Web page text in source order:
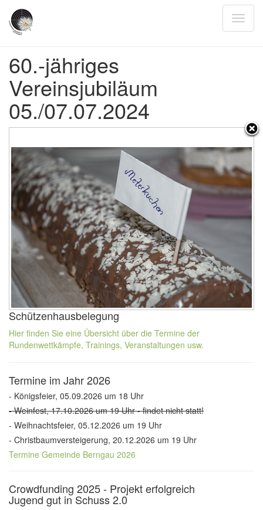
60.-jähriges
Vereinsjubiläum
05./07.07.2024
Schützenhausbelegung
Hier finden Sie eine Übersicht über die Termine der
Rundenwettkämpfe, Trainings, Veranstaltungen usw.
Termine im Jahr 2026
- Königsfeier, 05.09.2026 um 18 Uhr
- Weinfest, 17.10.2026 um 19 Uhr - findet nicht statt!
- Weihnachtsfeier, 05.12.2026 um 19 Uhr
- Christbaumversteigerung, 20.12.2026 um 19 Uhr
Termine Gemeinde Berngau 2026
Crowdfunding 2025 - Projekt erfolgreich
Jugend gut in Schuss 2.0